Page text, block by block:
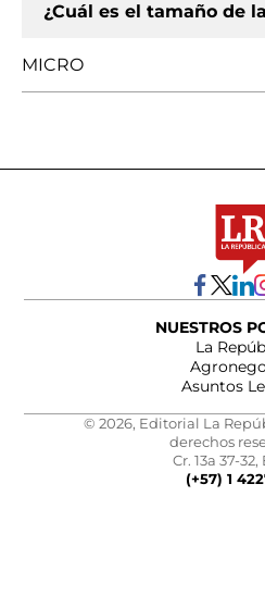
¿Cuál es el tamaño de
MICRO
NUESTROS
La
Asuntos
© 2026, Editorial La
derechos
Cr. 13a 37-
(+57) 1